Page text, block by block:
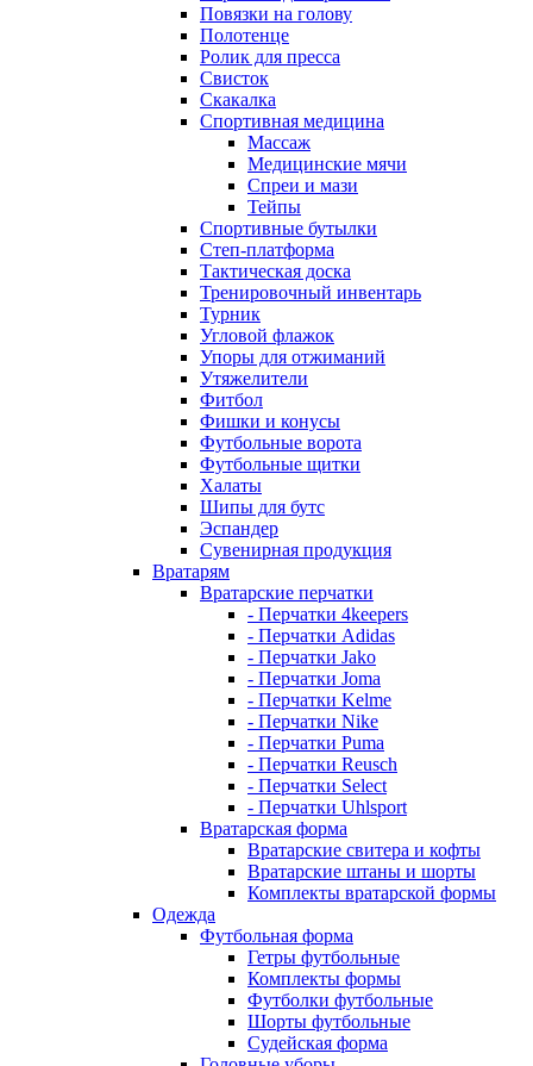
Повязки на голову
Полотенце
Ролик для пресса
Свисток
Скакалка
Спортивная медицина
Массаж
Медицинские мячи
Спреи и мази
Тейпы
Спортивные бутылки
Степ-платформа
Тактическая доска
Тренировочный инвентарь
Турник
Угловой флажок
Упоры для отжиманий
Утяжелители
Фитбол
Фишки и конусы
Футбольные ворота
Футбольные щитки
Халаты
Шипы для бутс
Эспандер
Сувенирная продукция
Вратарям
Вратарские перчатки
- Перчатки 4keepers
- Перчатки Adidas
- Перчатки Jako
- Перчатки Joma
- Перчатки Kelme
- Перчатки Nike
- Перчатки Puma
- Перчатки Reusch
- Перчатки Select
- Перчатки Uhlsport
Вратарская форма
Вратарские свитера и кофты
Вратарские штаны и шорты
Комплекты вратарской формы
Одежда
Футбольная форма
Гетры футбольные
Комплекты формы
Футболки футбольные
Шорты футбольные
Судейская форма